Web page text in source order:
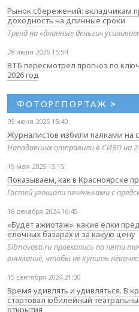
Рынок сбережений: вкладчикам
доходность на длинные сроки
Тренд на «длинные деньги»
28 июля 2026 15:54
ВТБ пересмотрел прогноз по
2026 год
ФОТОРЕПОРТАЖ >
09 июня 2025 15:40
Журналистов избили палками на
Нападавших отправили в СИЗО на
19 мая 2025 15:15
Показываем, как в Красноярске
Гостей угощали печеньками с
18 декабря 2024 16:45
«Будет ажиотаж»: какие елки
елочных базарах и за какую цену
Sibnovosti.ru проехались по пяти
внимание, чтобы не купить
15 сентября 2024 21:30
Время удивлять и удивляться. В
стартовал юбилейный